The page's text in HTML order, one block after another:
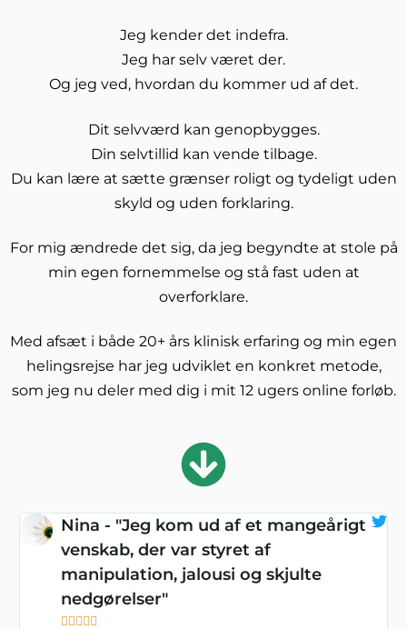
Jeg kender det indefra.
Jeg har selv været der.
Og jeg ved, hvordan du kommer ud af det.
Dit selvværd kan genopbygges.
Din selvtillid kan vende tilbage.
Du kan lære at sætte grænser roligt og tydeligt uden
skyld og uden forklaring.
For mig ændrede det sig, da jeg begyndte at stole på
min egen fornemmelse og stå fast uden at
overforklare.
Med afsæt i både 20+ års klinisk erfaring og min egen
helingsrejse har jeg udviklet en konkret metode,
som jeg nu deler med dig i mit 12 ugers online forløb.
Nina - "Jeg kom ud af et mangeårigt
venskab, der var styret af
manipulation, jalousi og skjulte
nedgørelser"
    